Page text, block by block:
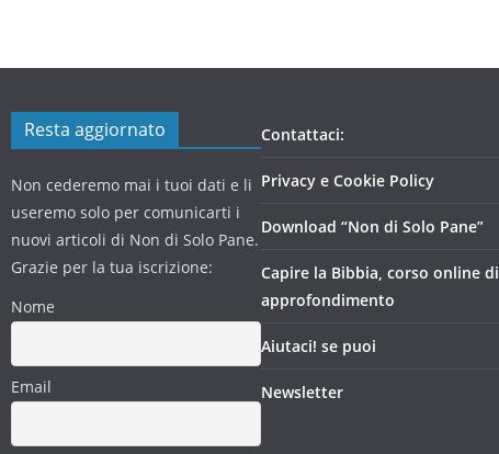
Resta aggiornato
Non cederemo mai i tuoi dati e li
useremo solo per comunicarti i
nuovi articoli di Non di Solo Pane.
Grazie per la tua iscrizione:
Nome
Email
Contattaci:
Privacy e Cookie Policy
Download “Non di Solo Pane”
Capire la Bibbia, corso online di
approfondimento
Aiutaci! se puoi
Newsletter